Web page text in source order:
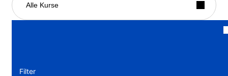
Alle Kurse
Filter